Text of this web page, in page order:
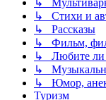
↳ Стихи и
↳ Рассказы
↳ Фильм,
↳ Любите ли
↳
↳ Юмор,
Туризм